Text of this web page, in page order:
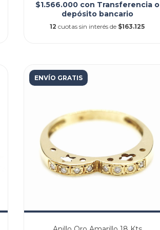
$1.566.000 con Transferencia o
depósito bancario
12 cuotas sin interés de $163.125
ENVÍO GRATIS